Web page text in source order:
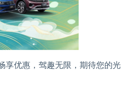
优惠，驾趣无限，期待您的光